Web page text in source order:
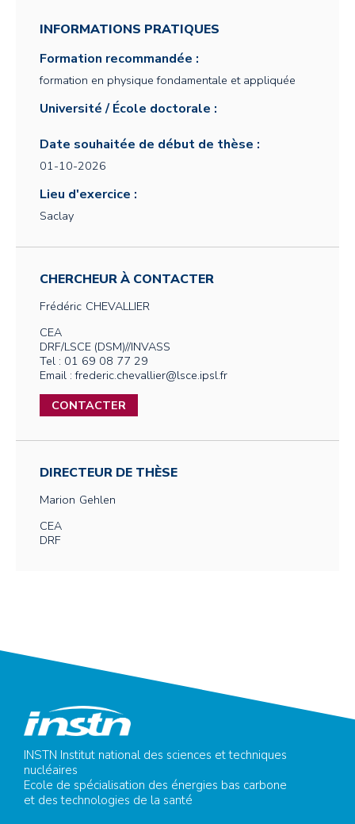
INFORMATIONS PRATIQUES
Formation recommandée :
formation en physique fondamentale et appliquée
Université / École doctorale :
Date souhaitée de début de thèse :
01-10-2026
Lieu d'exercice :
Saclay
CHERCHEUR À CONTACTER
Frédéric CHEVALLIER
CEA
DRF/LSCE (DSM)//INVASS
Tel : 01 69 08 77 29
Email : frederic.chevallier@lsce.ipsl.fr
CONTACTER
DIRECTEUR DE THÈSE
Marion Gehlen
CEA
DRF
INSTN Institut national des sciences et techniques
nucléaires
Ecole de spécialisation des énergies bas carbone
et des technologies de la santé